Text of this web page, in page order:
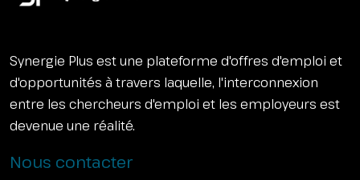
Synergie Plus est une plateforme d'offres d'emploi et
d'opportunités à travers laquelle, l'interconnexion
entre les chercheurs d'emploi et les employeurs est
devenue une réalité.
Nous contacter